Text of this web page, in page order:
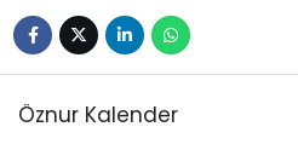
Öznur Kalender